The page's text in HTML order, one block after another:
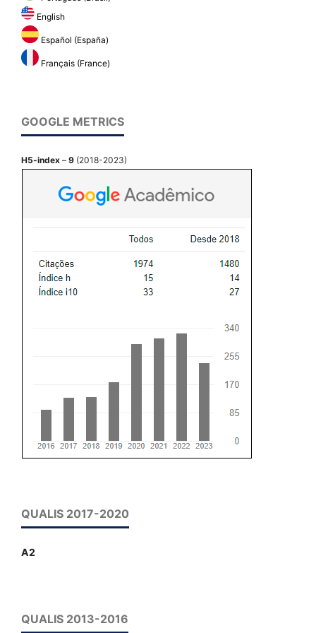
English
Español (España)
Français (France)
GOOGLE METRICS
H5-index – 9 (2018-2023)
QUALIS 2017-2020
A2
QUALIS 2013-2016